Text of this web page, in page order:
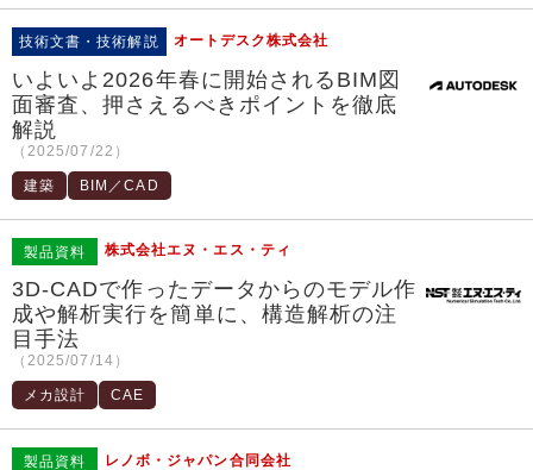
技術文書・技術解説 オートデスク株式会社
いよいよ2026年春に開始されるBIM図
面審査、押さえるべきポイントを徹底
解説
（2025/07/22）
建築 BIM／CAD
製品資料 株式会社エヌ・エス・ティ
3D-CADで作ったデータからのモデル作
成や解析実行を簡単に、構造解析の注
目手法
（2025/07/14）
メカ設計 CAE
製品資料 レノボ・ジャパン合同会社